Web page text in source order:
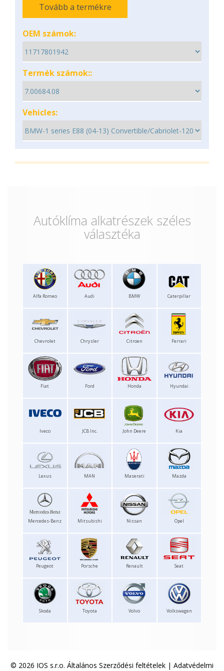
Tovább a termékre
OEM számok:
Termék számok::
Vehicles:
Autóklíma alkatrészek széles
választéka
Alfa Romeo Audi BMW Caterpillar
Chevrolet Chrysler Citroen Ferrari
Fiat Ford Honda Hyundai
Iveco JCB Inc. John Deere Kia
Lexus MAN Maserati Mazda
Mercedes-Benz Mitsubishi Nissan Opel
Peugeot Porsche Renault Seat
Skoda Toyota Volvo Volkswagen
© 2026 IOS s.r.o. Általános Szerződési feltételek | Adatvédelmi